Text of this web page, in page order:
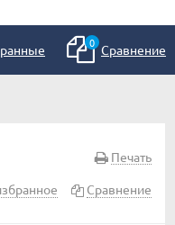
0 Сравнение
Печать
Сравнение